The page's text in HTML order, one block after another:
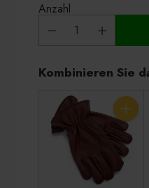
Anzahl
Kombinieren Sie
Anzahl